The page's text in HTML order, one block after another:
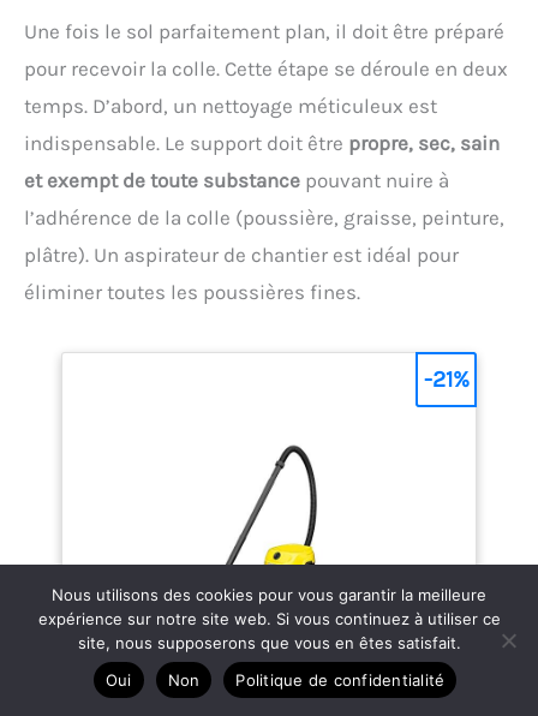
Une fois le sol parfaitement plan, il doit être préparé
pour recevoir la colle. Cette étape se déroule en deux
temps. D’abord, un nettoyage méticuleux est
indispensable. Le support doit être propre, sec, sain
et exempt de toute substance pouvant nuire à
l’adhérence de la colle (poussière, graisse, peinture,
plâtre). Un aspirateur de chantier est idéal pour
éliminer toutes les poussières fines.
-21%
Nous utilisons des cookies pour vous garantir la meilleure
expérience sur notre site web. Si vous continuez à utiliser ce
site, nous supposerons que vous en êtes satisfait.
Oui
Non Politique de confidentialité